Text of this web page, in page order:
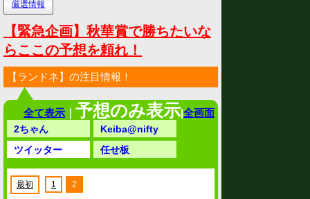
厳選情報
【緊急企画】秋華賞で勝ちたいな
らここの予想を頼れ！
【ランドネ】の注目情報！
全て表示 ｜ 予想のみ表示|全画面
2ちゃん
Keiba@nifty
ツイッター
任せ板
最初 1 2